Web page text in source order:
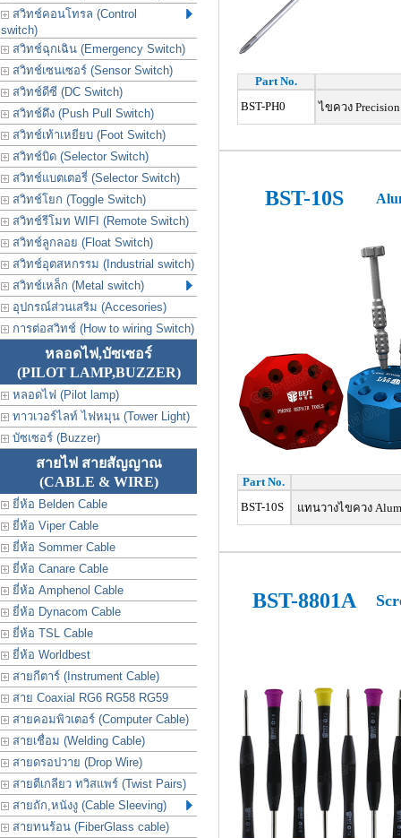
สวิทช์คอนโทรล (Control
switch)
สวิทช์ฉุกเฉิน (Emergency Switch)
สวิทช์เซนเซอร์ (Sensor Switch)
สวิทช์ดีซี (DC Switch)
สวิทช์ดึง (Push Pull Switch)
สวิทช์เท้าเหยียบ (Foot Switch)
สวิทช์บิด (Selector Switch)
สวิทช์แบตเตอรี่ (Selector Switch)
สวิทช์โยก (Toggle Switch)
สวิทช์รีโมท WIFI (Remote Switch)
สวิทช์ลูกลอย (Float Switch)
สวิทช์อุตสหกรรม (Industrial switch)
สวิทช์เหล็ก (Metal switch)
อุปกรณ์ส่วนเสริม (Accesories)
การต่อสวิทช์ (How to wiring Switch)
หลอดไฟ,บัซเซอร์
(PILOT LAMP,BUZZER)
หลอดไฟ (Pilot lamp)
ทาวเวอร์ไลท์ ไฟหมุน (Tower Light)
บัซเซอร์ (Buzzer)
สายไฟ สายสัญญาณ
(CABLE & WIRE)
ยี่ห้อ Belden Cable
ยี่ห้อ Viper Cable
ยี่ห้อ Sommer Cable
ยี่ห้อ Canare Cable
ยี่ห้อ Amphenol Cable
ยี่ห้อ Dynacom Cable
ยี่ห้อ TSL Cable
ยี่ห้อ Worldbest
สายกีตาร์ (Instrument Cable)
สาย Coaxial RG6 RG58 RG59
สายคอมพิวเตอร์ (Computer Cable)
สายเชื่อม (Welding Cable)
สายดรอปวาย (Drop Wire)
สายตีเกลียว ทวิสแพร์ (Twist Pairs)
สายถัก,หนังงู (Cable Sleeving)
สายทนร้อน (FiberGlass cable)
Part No.
BST-PH0
ไขควง
BST-10S
Part No.
BST-10S
แทนวางไขควง
BST-8801A